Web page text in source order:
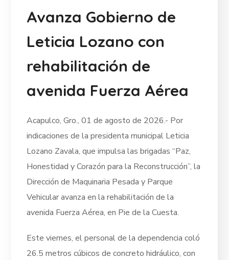
Avanza Gobierno de
Leticia Lozano con
rehabilitación de
avenida Fuerza Aérea
Acapulco, Gro., 01 de agosto de 2026.- Por
indicaciones de la presidenta municipal Leticia
Lozano Zavala, que impulsa las brigadas “Paz,
Honestidad y Corazón para la Reconstrucción”, la
Dirección de Maquinaria Pesada y Parque
Vehicular avanza en la rehabilitación de la
avenida Fuerza Aérea, en Pie de la Cuesta.
Este viernes, el personal de la dependencia coló
26.5 metros cúbicos de concreto hidráulico, con